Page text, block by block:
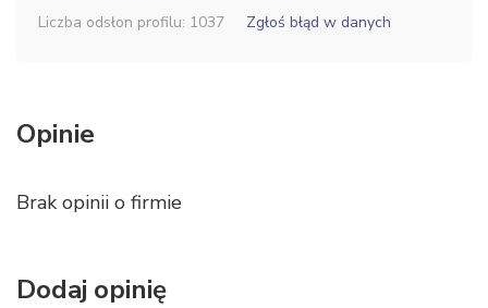
Liczba odsłon profilu: 1037
Zgłoś błąd w danych
Opinie
Brak opinii o firmie
Dodaj opinię